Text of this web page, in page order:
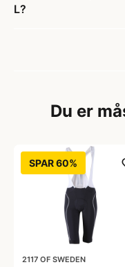
L?
Du er
SPAR 60%
2117 OF SWEDEN